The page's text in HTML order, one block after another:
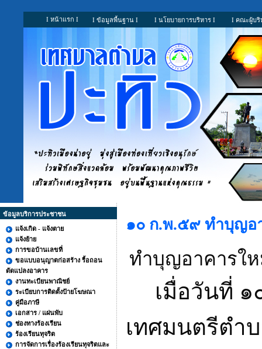
I หน้าแรก I I ข้อมูลพื้นฐาน I I นโยบายการบริหาร I I คณะผู้บริ
ข้อมูลบริการประชาชน
แจ้งเกิด - แจ้งตาย
แจ้งย้าย
การขอบ้านเลขที่
ขอแบบอนุญาตก่อสร้าง รื้อถอน
ดัดแปลงอาคาร
งานทะเบียนพาณิชย์
ระเบียบการติดตั้งป้ายโฆษณา
คู่มือภาษี
เอกสาร / แผ่นพับ
ช่องทางร้องเรียน
ร้องเรียนทุจริต
การจัดการเรื่องร้องเรียนทุจริตและ
๑๐ ก.พ.๕๙ ทำบุญอ
ทำบุญอาคารใ
เมื่อวันที่ ๑
เทศมนตรีตำ